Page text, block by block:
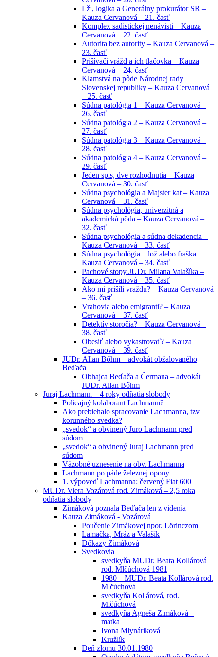
Lži, logika a Generálny prokurátor SR –
Kauza Cervanová – 21. časť
Komplex sadistickej nenávisti – Kauza
Cervanová – 22. časť
Autorita bez autority – Kauza Cervanová –
23. časť
Prišívači vrážd a ich tlačovka – Kauza
Cervanová – 24. časť
Klamstvá na pôde Národnej rady
Slovenskej republiky – Kauza Cervanová
– 25. časť
Súdna patológia 1 – Kauza Cervanová –
26. časť
Súdna patológia 2 – Kauza Cervanová –
27. časť
Súdna patológia 3 – Kauza Cervanová –
28. časť
Súdna patológia 4 – Kauza Cervanová –
29. časť
Jeden spis, dve rozhodnutia – Kauza
Cervanová – 30. časť
Súdna psychológia a Majster kat – Kauza
Cervanová – 31. časť
Súdna psychológia, univerzitná a
akademická pôda – Kauza Cervanová –
32. časť
Súdna psychológia a súdna dekadencia –
Kauza Cervanová – 33. časť
Súdna psychológia – lož alebo fraška –
Kauza Cervanová – 34. časť
Pachové stopy JUDr. Milana Valašíka –
Kauza Cervanová – 35. časť
Ako mi prišili vraždu? – Kauza Cervanová
– 36. časť
Vrahovia alebo emigranti? – Kauza
Cervanová – 37. časť
Detektív storočia? – Kauza Cervanová –
38. časť
Obesiť alebo vykastrovať? – Kauza
Cervanová – 39. časť
JUDr. Allan Bőhm – advokát obžalovaného
Beďača
Obhajca Beďača a Čermana – advokát
JUDr. Allan Bőhm
Juraj Lachmann – 4 roky odňatia slobody
Policajný kolaborant Lachmann?
Ako prebiehalo spracovanie Lachmanna, tzv.
korunného svedka?
„svedok“ a obvinený Juro Lachmann pred
súdom
„svedok“ a obvinený Juraj Lachmann pred
súdom
Väzobné uznesenie na obv. Lachmanna
Lachmann po páde železnej opony
1. výpoveď Lachmanna: červený Fiat 600
MUDr. Viera Vozárová rod. Zimáková – 2,5 roka
odňatia slobody
Zimáková poznala Beďača len z videnia
Kauza Zimáková - Vozárová
Poučenie Zimákovej npor. Lörinczom
Lamačka, Mráz a Valašík
Dôkazy Zimáková
Svedkovia
svedkyňa MUDr. Beata Kollárová
rod. Mlčúchová 1981
1980 – MUDr. Beata Kollárová rod.
Mlčúchová
svedkyňa Kollárová, rod.
Mlčúchová
svedkyňa Agneša Zimáková –
matka
Ivona Mlynáriková
Kružlík
Deň zlomu 30.01.1980